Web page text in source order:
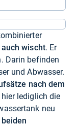
wischt. Er
Darin befinden
und Abwasser.
nach dem
lediglich die
neu
beiden